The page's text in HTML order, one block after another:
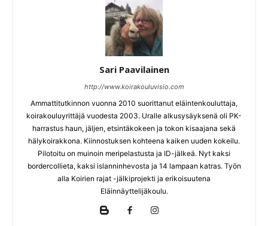
Sari Paavilainen
http://www.koirakouluvisio.com
Ammattitutkinnon vuonna 2010 suorittanut eläintenkouluttaja,
koirakouluyrittäjä vuodesta 2003. Uralle alkusysäyksenä oli PK-
harrastus haun, jäljen, etsintäkokeen ja tokon kisaajana sekä
hälykoirakkona. Kiinnostuksen kohteena kaiken uuden kokeilu.
Pilotoitu on muinoin meripelastusta ja ID-jälkeä. Nyt kaksi
bordercollieta, kaksi islanninhevosta ja 14 lampaan katras. Työn
alla Koirien rajat -jälkiprojekti ja erikoisuutena
Eläinnäyttelijäkoulu.